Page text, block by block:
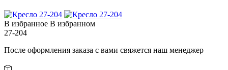
В избранное В избранном
27-204
После оформления заказа с вами свяжется наш менеджер